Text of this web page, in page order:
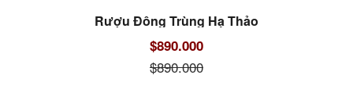
Rượu Đông Trùng Hạ Thảo
$890.000
$890.000